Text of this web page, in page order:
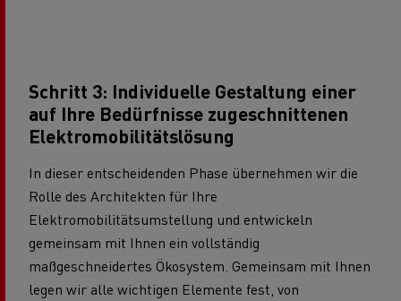
Schritt 3: Individuelle Gestaltung einer
auf Ihre Bedürfnisse zugeschnittenen
Elektromobilitätslösung
In dieser entscheidenden Phase übernehmen wir die
Rolle des Architekten für Ihre
Elektromobilitätsumstellung und entwickeln
gemeinsam mit Ihnen ein vollständig
maßgeschneidertes Ökosystem. Gemeinsam mit Ihnen
legen wir alle wichtigen Elemente fest, von